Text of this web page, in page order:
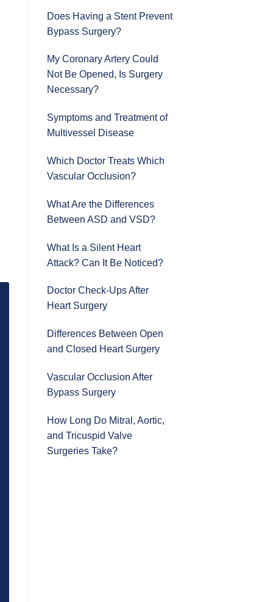
Does Having a Stent Prevent
Bypass Surgery?
My Coronary Artery Could
Not Be Opened, Is Surgery
Necessary?
Symptoms and Treatment of
Multivessel Disease
Which Doctor Treats Which
Vascular Occlusion?
What Are the Differences
Between ASD and VSD?
What Is a Silent Heart
Attack? Can It Be Noticed?
Doctor Check-Ups After
Heart Surgery
Differences Between Open
and Closed Heart Surgery
Vascular Occlusion After
Bypass Surgery
How Long Do Mitral, Aortic,
and Tricuspid Valve
Surgeries Take?